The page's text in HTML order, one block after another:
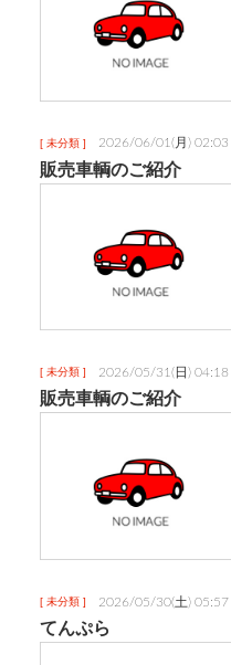
[ 未分類 ] 2026/06/01(月) 02:03
販売車輌のご紹介
[ 未分類 ] 2026/05/31(日) 04:18
販売車輌のご紹介
[ 未分類 ] 2026/05/30(土) 05:57
てんぷら